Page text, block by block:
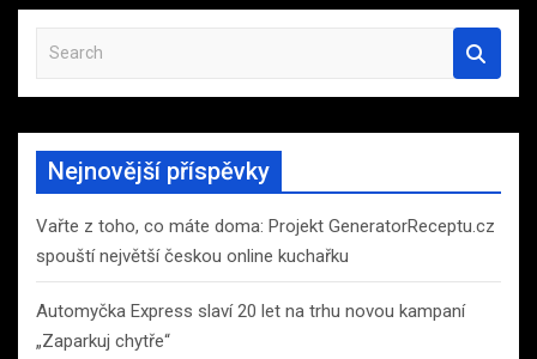
a
r
h
Nejnovější příspěvky
Vařte z toho, co máte doma: Projekt GeneratorReceptu.cz
spouští největší českou online kuchařku
Automyčka Express slaví 20 let na trhu novou kampaní
„Zaparkuj chytře“